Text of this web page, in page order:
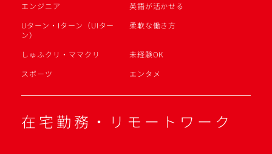
エンジニア
英語が活かせる
Uターン・Iターン（UIター
ン）
柔軟な働き方
しゅふクリ・ママクリ
未経験OK
スポーツ
エンタメ
在宅勤務・リモートワーク